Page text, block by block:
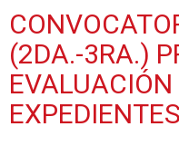
(2DA.-3RA.)
EVALUACIÓN